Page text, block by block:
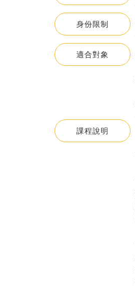
身份限制
適合對象
課程說明